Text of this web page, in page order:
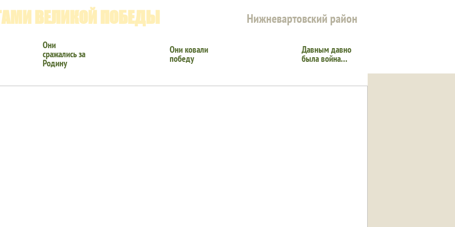
ВЕЛИКОЙ ПОБЕДЫ Нижневартовский район
Они
сражались за
Родину
Они ковали
победу
Давным давно
была война…